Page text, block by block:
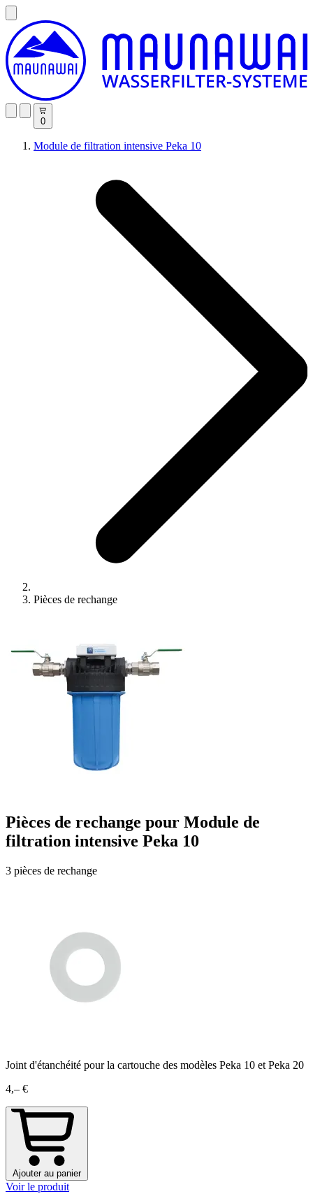
0
Module de filtration intensive Peka 10
Pièces de rechange
Pièces de rechange pour Module de
filtration intensive Peka 10
3 pièces de rechange
Joint d'étanchéité pour la cartouche des modèles Peka 10 et Peka 20
4,– €
Ajouter au panier
Voir le produit